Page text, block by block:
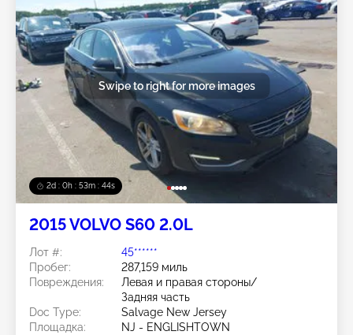
2d : 0h : 53m : 41s
Swipe to right for more images
2015 VOLVO S60 2.0L
Лот #:
45******
Пробег:
287,159 миль
Повреждения:
Левая и правая стороны/
Задняя часть
Doc Type:
Salvage New Jersey
Площадка:
NJ - ENGLISHTOWN